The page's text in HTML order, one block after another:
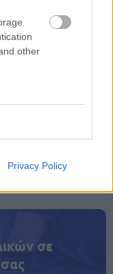
other
Privacy Policy
σε